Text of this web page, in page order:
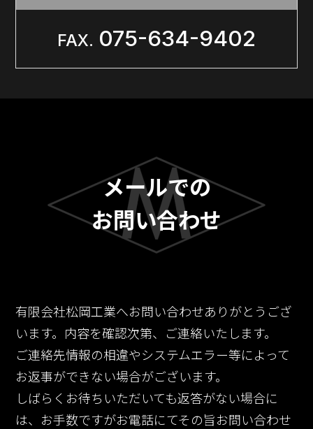
075-634-9402
メールでの
お問い合わせ
有限会社松岡工業へお問い合わせありがとうござ
います。内容を確認次第、ご連絡いたします。
ご連絡先情報の相違やシステムエラー等によって
お返事ができない場合がございます。
しばらくお待ちいただいても返答がない場合に
は、お手数ですがお電話にてその旨お問い合わせ